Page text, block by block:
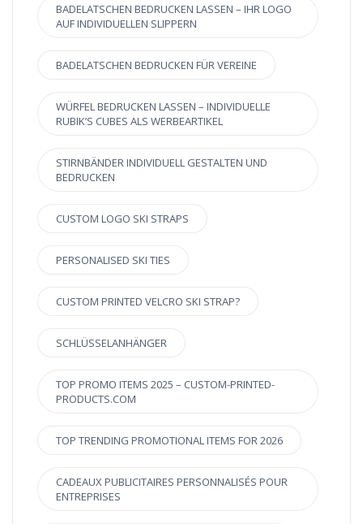
BADELATSCHEN BEDRUCKEN LASSEN – IHR LOGO
AUF INDIVIDUELLEN SLIPPERN
BADELATSCHEN BEDRUCKEN FÜR VEREINE
WÜRFEL BEDRUCKEN LASSEN – INDIVIDUELLE
RUBIK’S CUBES ALS WERBEARTIKEL
STIRNBÄNDER INDIVIDUELL GESTALTEN UND
BEDRUCKEN
CUSTOM LOGO SKI STRAPS
PERSONALISED SKI TIES
CUSTOM PRINTED VELCRO SKI STRAP?
SCHLÜSSELANHÄNGER
TOP PROMO ITEMS 2025 – CUSTOM-PRINTED-
PRODUCTS.COM
TOP TRENDING PROMOTIONAL ITEMS FOR 2026
CADEAUX PUBLICITAIRES PERSONNALISÉS POUR
ENTREPRISES